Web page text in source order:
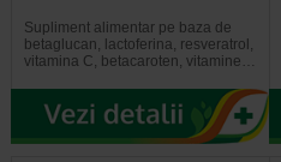
Supliment alimentar pe baza de
betaglucan, lactoferina, resveratrol,
vitamina C, betacaroten, vitamine…